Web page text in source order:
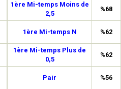
1ère Mi-temps Moins de
2,5
%68
1ère Mi-temps N %62
1ère Mi-temps Plus de
0,5
%62
Pair %56